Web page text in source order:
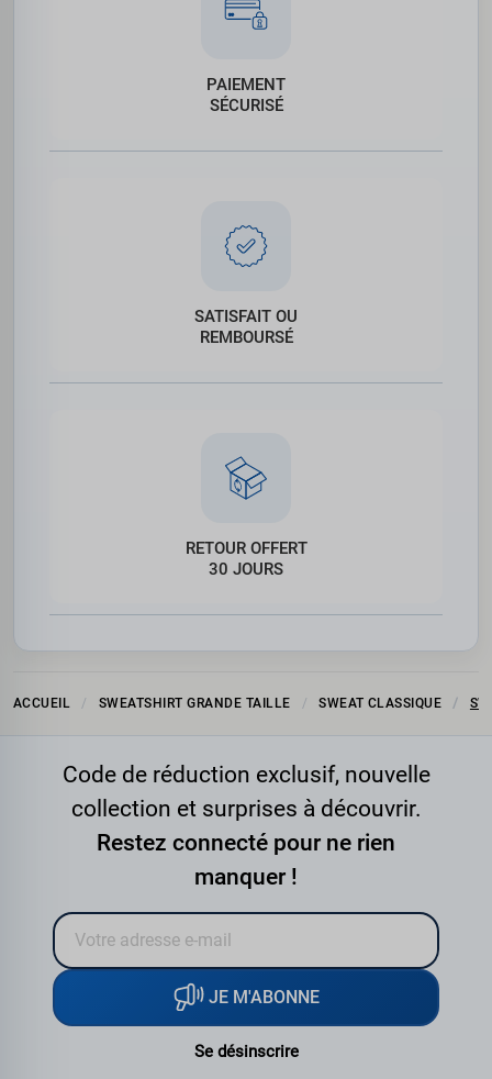
PAIEMENT
SÉCURISÉ
SATISFAIT OU
REMBOURSÉ
RETOUR OFFERT
30 JOURS
ACCUEIL SWEATSHIRT GRANDE TAILLE SWEAT CLASSIQUE
Code de réduction exclusif, nouvelle
collection et surprises à découvrir.
Restez connecté pour ne rien
manquer !
JE M'ABONNE
Se désinscrire